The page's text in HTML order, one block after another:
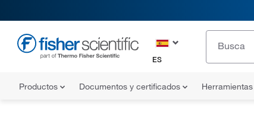
ES
Productos Documentos y certificados Herramientas